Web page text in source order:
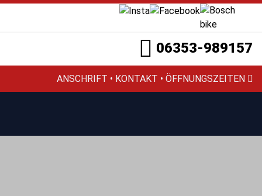
06353-989157
ANSCHRIFT • KONTAKT • ÖFFNUNGSZEITEN